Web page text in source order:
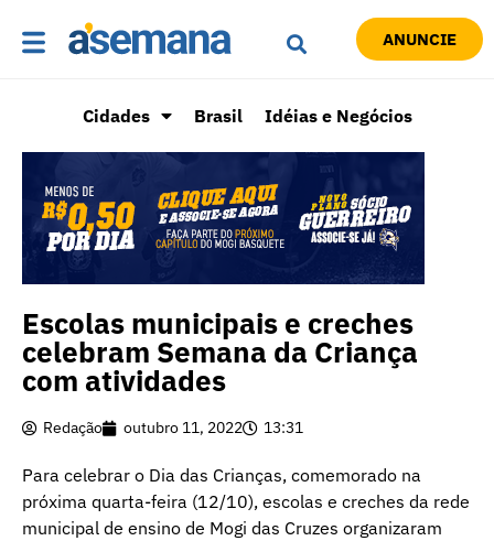
ANUNCIE
Cidades Brasil Idéias e Negócios
Escolas municipais e creches
celebram Semana da Criança
com atividades
Redação outubro 11, 2022 13:31
Para celebrar o Dia das Crianças, comemorado na
próxima quarta-feira (12/10), escolas e creches da rede
municipal de ensino de Mogi das Cruzes organizaram